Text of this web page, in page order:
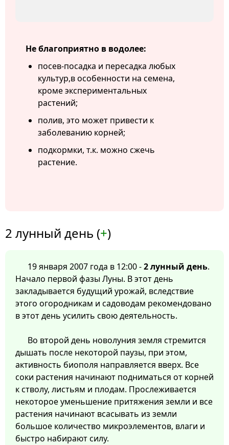
Не благоприятно в водолее:
посев-посадка и пересадка любых
культур,в особенности на семена,
кроме экспериментальных
растений;
полив, это может привести к
заболеванию корней;
подкормки, т.к. можно сжечь
растение.
2 лунный день (+)
19 января 2007 года в 12:00 -2 лунный день.
Начало первой фазы Луны. В этот день
закладывается будущий урожай, вследствие
этого огородникам и садоводам рекомендовано
в этот день усилить свою деятельность.
Во второй день новолуния земля стремится
дышать после некоторой паузы, при этом,
активность биополя направляется вверх. Все
соки растения начинают подниматься от корней
к стволу, листьям и плодам. Прослеживается
некоторое уменьшение притяжения земли и все
растения начинают всасывать из земли
большое количество микроэлементов, влаги и
быстро набирают силу.